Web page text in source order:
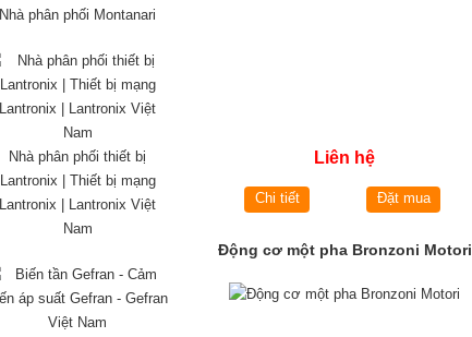
Liên hệ
Chi tiết Đặt mua
Động cơ một pha Bronzoni Motori
Nhà phân phối Montanari
Nhà phân phối thiết bị
Lantronix | Thiết bị mạng
Lantronix | Lantronix Việt
Nam